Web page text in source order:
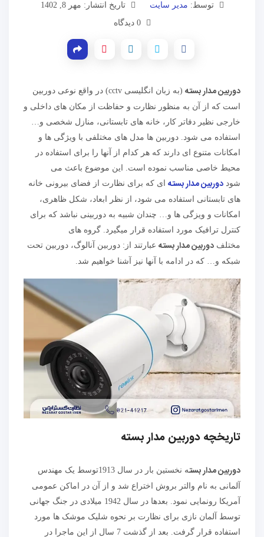
توسط: مدیر سایت
تاریخ انتشار: مهر 8, 1402
0 دیدگاه
دوربین مدار بسته
(به زبان انگلیسی cctv) در واقع نوعی دوربین
است که از آن به منظور نظارت و حفاظت از مکان های داخلی و
خارجی نظیر دفاتر کار، خانه های تابستانی، منازل شخصی و…
استفاده می شود. دوربین ها مدل های مختلفی با ویژگی ها و
امکانات متنوع ای دارند که هر کدام از آنها را برای استفاده در
محیط خاصی مناسب نموده است. این موضوع باعث می
شود دوربین مدار بسته ای که برای نظارت از فضای بیرونی خانه
های تابستانی استفاده می شود، از نظر ابعاد، شکل ظاهری،
امکانات و ویزگی ها و… چندان شبیه به دوربینی نباشد که برای
کنترل ترافیک مورد استفاده قرار میگیرد. گروه های
مختلف دوربین مدار بسته عبارتند از: دوربین آنالوگ، دوربین تحت
شبکه و… که در ادامه با آنها نیز آشنا خواهیم شد.
تاریخچه دوربین مدار بسته
دوربین مدار بست
ه نخستین بار در سال 1913توسط یک مهندس
آلمانی به نام والتر بروش اختراع شد و از آن در اماکن عمومی
آمریکا رونمایی نمود. بعدها در سال 1942 میلادی در جنگ جهانی
توسط آلمان نازی برای نظارت بر نحوه شلیک موشک ها مورد
استفاده قرار گرفت. بعد از گذشت 7 سال از این ماجرا در